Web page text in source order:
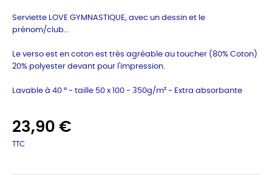
Serviette LOVE GYMNASTIQUE, avec un dessin et le
prénom/club...
Le verso est en coton est très agréable au toucher (80% Coton)
20% polyester devant pour l'impression.
Lavable à 40 ° - taille 50 x 100 - 350g/m² - Extra absorbante
23,90 €
TTC